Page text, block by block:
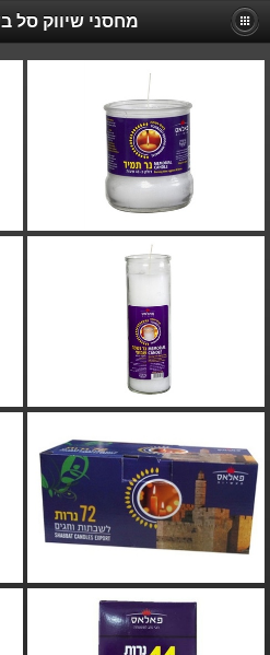
מחסני שיווק סל